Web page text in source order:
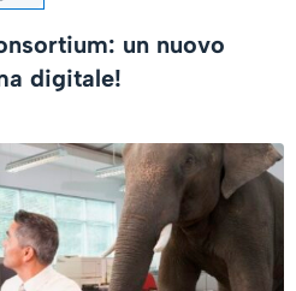
un nuovo
digitale!